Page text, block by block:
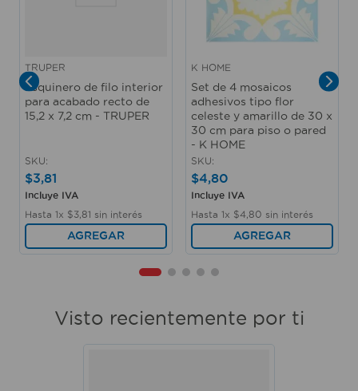
TRUPER
Esquinero de filo interior
para acabado recto de
15,2 x 7,2 cm - TRUPER
SKU:
$3,81
Incluye IVA
Hasta 1x $3 81 sin interés
AGREGAR
K HOME
Set de 4 mosaicos
adhesivos tipo flor
celeste y amarillo de 30 x
30 cm para piso o pared
- K HOME
SKU:
$4,80
Incluye IVA
Hasta 1x $4 80 sin interés
AGREGAR
Visto recientemente por ti